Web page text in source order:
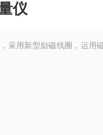
仪
采用新型励磁线圈，运用